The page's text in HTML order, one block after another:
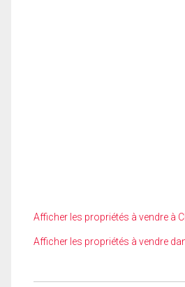
Afficher les propriétés à vendre à
Afficher les propriétés à vendre